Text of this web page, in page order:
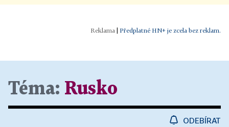
| Předplatné HN+ je zcela bez reklam.
Téma: Rusko
ODEBÍRAT